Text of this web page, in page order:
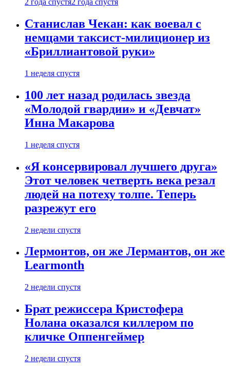
2 года спустя2 года спустя
Станислав Чекан: как воевал с
немцами таксист-милиционер из
«Бриллиантовой руки»
1 неделя спустя
100 лет назад родилась звезда
«Молодой гвардии» и «Девчат»
Инна Макарова
1 неделя спустя
«Я консервировал лучшего друга»
Этот человек четверть века резал
людей на потеху толпе. Теперь
разрежут его
2 недели спустя
Лермонтов, он же Лермантов, он же
Learmonth
2 недели спустя
Брат режиссера Кристофера
Нолана оказался киллером по
кличке Оппенгеймер
2 недели спустя